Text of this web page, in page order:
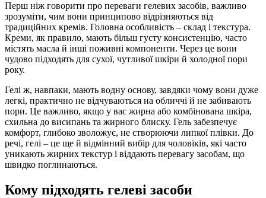
Перш ніж говорити про переваги гелевих засобів, важливо
зрозуміти, чим вони принципово відрізняються від
традиційних кремів. Головна особливість – склад і текстура.
Креми, як правило, мають більш густу консистенцію, часто
містять масла й інші поживні компоненти. Через це вони
чудово підходять для сухої, чутливої шкіри й холодної пори
року.
Гелі ж, навпаки, мають водну основу, завдяки чому вони дуже
легкі, практично не відчуваються на обличчі й не забивають
пори. Це важливо, якщо у вас жирна або комбінована шкіра,
схильна до висипань та жирного блиску. Гель забезпечує
комфорт, глибоко зволожує, не створюючи липкої плівки. До
речі, гелі – це ще й відмінний вибір для чоловіків, які часто
уникають жирних текстур і віддають перевагу засобам, що
швидко поглинаються.
Кому підходять гелеві засоби